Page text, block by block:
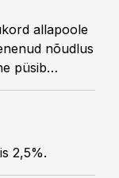
allapoole
nõudlus
püsib
2,5%.